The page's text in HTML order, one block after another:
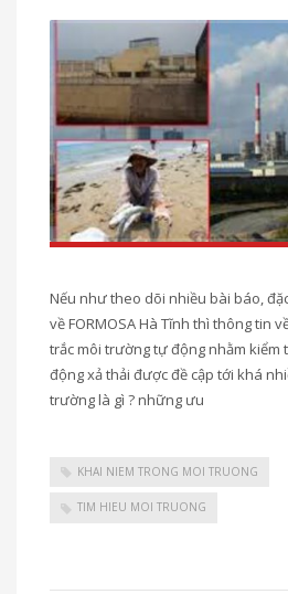
Nếu như theo dõi nhiều bài báo,
về FORMOSA Hà Tĩnh thì thông tin
trắc môi trường tự động nhằm kiểm
động xả thải được đề cập tới khá
trường là gì ? những ưu
KHAI NIEM TRONG MOI TRUONG
TIM HIEU MOI TRUONG